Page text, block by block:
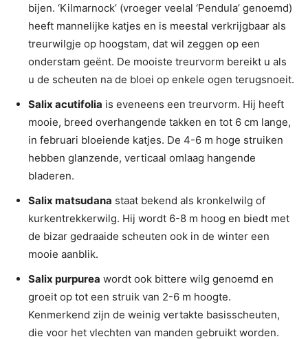
bijen. ‘Kilmarnock’ (vroeger veelal ‘Pendula’ genoemd)
heeft mannelijke katjes en is meestal verkrijgbaar als
treurwilgje op hoogstam, dat wil zeggen op een
onderstam geënt. De mooiste treurvorm bereikt u als
u de scheuten na de bloei op enkele ogen terugsnoeit.
Salix acutifolia is eveneens een treurvorm. Hij heeft
mooie, breed overhangende takken en tot 6 cm lange,
in februari bloeiende katjes. De 4-6 m hoge struiken
hebben glanzende, verticaal omlaag hangende
bladeren.
Salix matsudana staat bekend als kronkelwilg of
kurkentrekkerwilg. Hij wordt 6-8 m hoog en biedt met
de bizar gedraaide scheuten ook in de winter een
mooie aanblik.
Salix purpurea wordt ook bittere wilg genoemd en
groeit op tot een struik van 2-6 m hoogte.
Kenmerkend zijn de weinig vertakte basisscheuten,
die voor het vlechten van manden gebruikt worden.